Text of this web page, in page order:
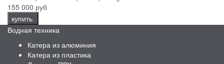
155 000 руб
купить
Водная техника
Катера из алюминия
Катера из пластика